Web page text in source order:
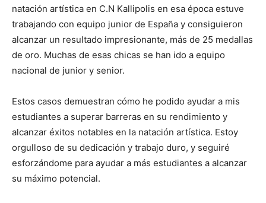
natación artística en C.N Kallipolis en esa época estuve
trabajando con equipo junior de España y consiguieron
alcanzar un resultado impresionante, más de 25 medallas
de oro. Muchas de esas chicas se han ido a equipo
nacional de junior y senior.
Estos casos demuestran cómo he podido ayudar a mis
estudiantes a superar barreras en su rendimiento y
alcanzar éxitos notables en la natación artística. Estoy
orgulloso de su dedicación y trabajo duro, y seguiré
esforzándome para ayudar a más estudiantes a alcanzar
su máximo potencial.